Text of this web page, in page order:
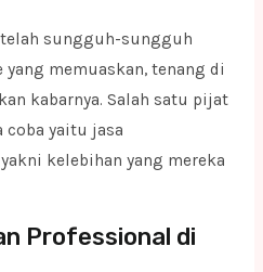
telah sungguh-sungguh
memuaskan, tenang di
kabarnya. Salah satu pijat
coba yaitu jasa
kelebihan yang mereka
Professional di